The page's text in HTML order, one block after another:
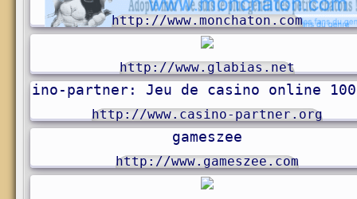
http://www.monchaton.com
http://www.glabias.net
Casino-partner: Jeu de casino online 100
http://www.casino-partner.org
gameszee
http://www.gameszee.com